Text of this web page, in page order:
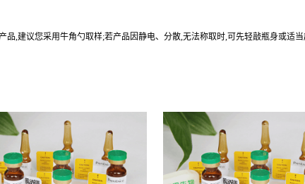
,建议您采用牛角勺取样;若产品因静电、分散,无法称取时,可先轻敲瓶身或适